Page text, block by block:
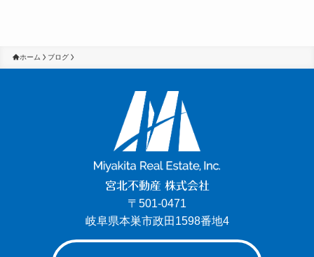
ホーム ブログ
宮北不動産 株式会社
〒501-0471
岐阜県本巣市政田1598番地4